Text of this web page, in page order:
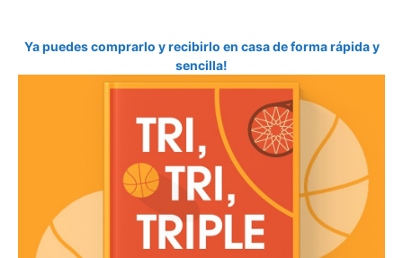
Ya puedes comprarlo y recibirlo en casa de forma rápida y
sencilla!